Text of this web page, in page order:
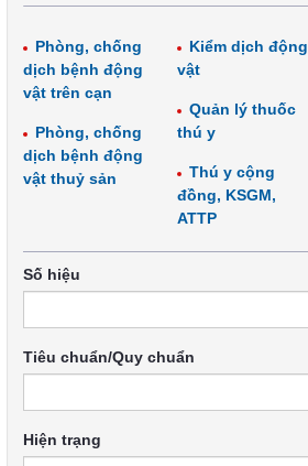
Phòng, chống
dịch bệnh động
vật trên cạn
Phòng, chống
dịch bệnh động
vật thuỷ sản
Kiểm dịch động
vật
Quản lý thuốc
thú y
Thú y cộng
đồng, KSGM,
ATTP
Số hiệu
Tiêu chuẩn/Quy chuẩn
Hiện trạng